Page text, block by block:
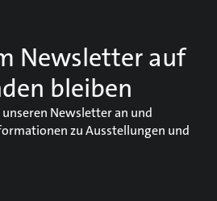
Newsletter auf
bleiben
Newsletter an und
zu Ausstellungen und